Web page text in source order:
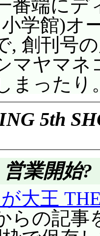
子は楽
を名乗
子は胎果,
本に流さ
が変わ
妖は十二
い, 陽子
わない
間だか
む。陽
は「台
撃はほ
から罰
が弱い
ゼンは
のこも
められ
ろうけ
炒飯し
味亜……
この場
はじめ
事にや
鼻血も
汗) つい
に「次は
くない?
するク
闘戦のセ
る。が,
んできた
たとこ
転落した
ら, 医務
番端に
学館)オ
, 創刊号
マヤマ
まったり
5th
前回比:
営業開始?
大王
らの記事